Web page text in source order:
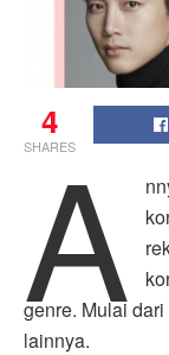
4
SHARES
A
genre. Mulai
lainnya.